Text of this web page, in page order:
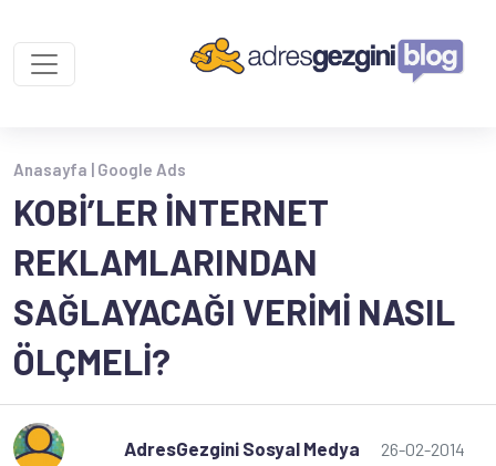
Anasayfa | Google Ads
KOBİ’LER İNTERNET
REKLAMLARINDAN
SAĞLAYACAĞI VERIMI NASIL
ÖLÇMELI?
AdresGezgini Sosyal Medya
26-02-2014